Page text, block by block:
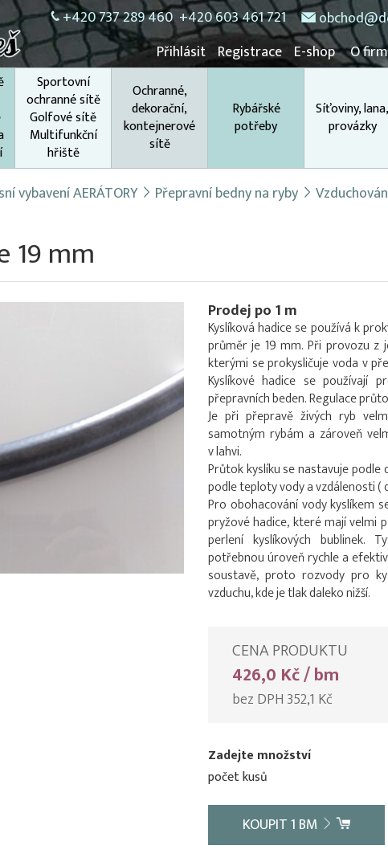
+420 737 289 460 +420 603 461 721
Přihlásit Registrace E-shop O
Sportovní
ochranné sítě
Golfové sítě
Multifunkční
hřiště
Ochranné,
dekorační,
kontejnerové
sítě
Rybářské
potřeby
Síťoviny, lana,
provázky
vybavení AERÁTORY Přepravní bedny na ryby
19 mm
Prodej po 1 m
Kyslíková hadice se používá k
průměr je 19 mm. Při provozu z
kterými se prokysličuje voda v
Kyslíkové hadice se používají
přepravních beden. Regulace
Je při přepravě živých ryb
samotným rybám a zároveň
v lahvi.
Průtok kyslíku se nastavuje
podle teploty vody a vzdálenosti (
Pro obohacování vody kyslíkem
pryžové hadice, které mají velmi
perlení kyslíkových bublinek.
potřebnou úroveň rychle a
soustavě, proto rozvody pro
vzduchu, kde je tlak daleko nižší.
CENA PRODUKTU
426,0 Kč / bm
bez DPH 352,1 Kč
Zadejte množství
počet kusů
KOUPIT1 BM